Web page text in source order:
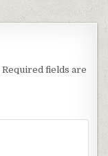
Required fields are